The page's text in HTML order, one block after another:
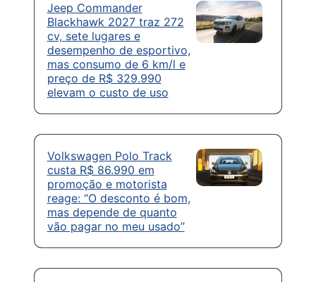
Jeep Commander
Blackhawk 2027 traz 272
cv, sete lugares e
desempenho de esportivo,
mas consumo de 6 km/l e
preço de R$ 329.990
elevam o custo de uso
Volkswagen Polo Track
custa R$ 86.990 em
promoção e motorista
reage: “O desconto é bom,
mas depende de quanto
vão pagar no meu usado”